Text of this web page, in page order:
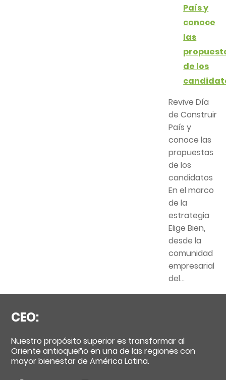
País y
conoce
las
de los
Revive Día
de Construir
País y
conoce las
propuestas
de los
candidatos
En el marco
de la
estrategia
Elige Bien,
desde la
comunidad
empresarial
del...
CEO:
Nuestro propósito superior es transformar al
Oriente antioqueño en una de las regiones con
mayor bienestar de América Latina.